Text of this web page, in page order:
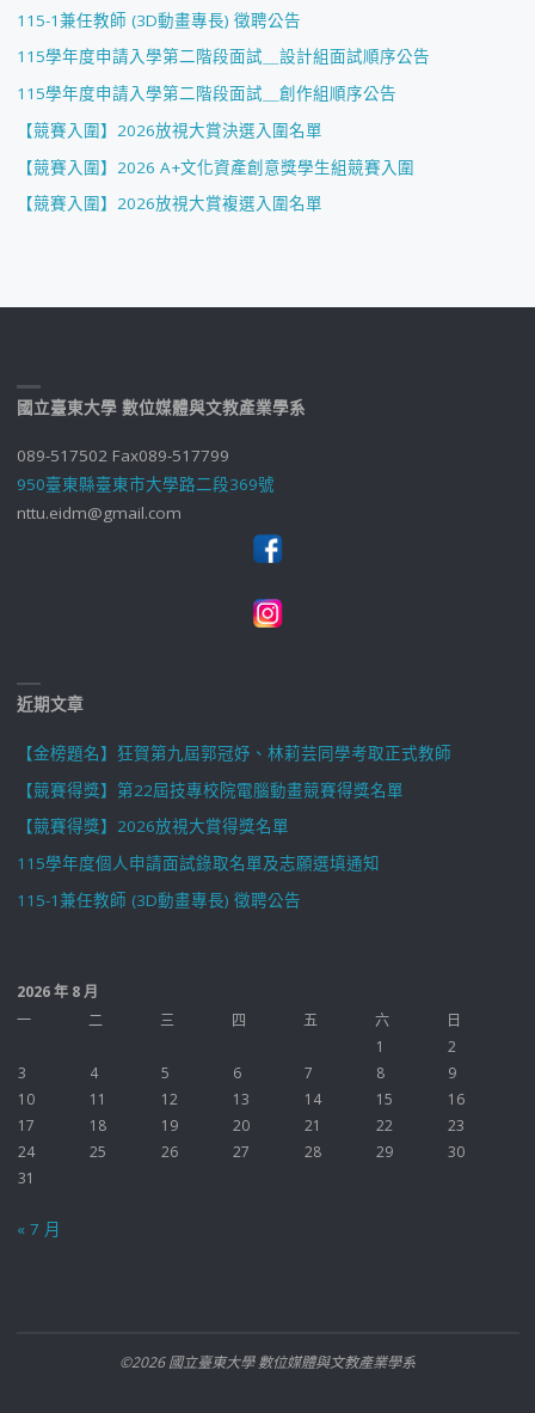
115-1兼任教師 (3D動畫專長) 徵聘公告
115學年度申請入學第二階段面試＿設計組面試順序公告
115學年度申請入學第二階段面試＿創作組順序公告
【競賽入圍】2026放視大賞決選入圍名單
【競賽入圍】2026 A+文化資產創意獎學生組競賽入圍
【競賽入圍】2026放視大賞複選入圍名單
國立臺東大學 數位媒體與文教產業學系
089-517502 Fax089-517799
950臺東縣臺東市大學路二段369號
nttu.eidm@gmail.com
近期文章
【金榜題名】狂賀第九屆郭冠妤、林莉芸同學考取正式教師
【競賽得獎】第22屆技專校院電腦動畫競賽得獎名單
【競賽得獎】2026放視大賞得獎名單
115學年度個人申請面試錄取名單及志願選填通知
115-1兼任教師 (3D動畫專長) 徵聘公告
2026 年 8 月
一
二 三 四 五 六
日
1
2
3
4 5 6 7 8
9
10
11 12 13 14 15
16
17
18 19 20 21 22
23
24
25 26 27 28 29
30
31
« 7 月
©2026 國立臺東大學 數位媒體與文教產業學系